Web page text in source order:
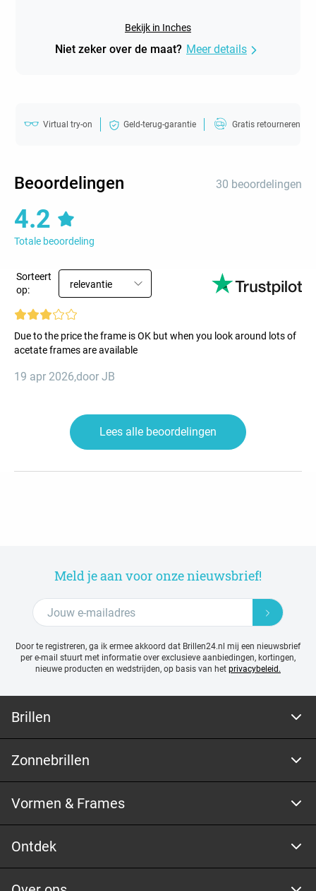
Bekijk in Inches
Niet zeker over de maat? Meer details
Virtual try-on Geld-terug-garantie Gratis retourneren
Beoordelingen 30 beoordelingen
4.2
Totale beoordeling
Sorteert
op:
relevantie
Due to the price the frame is OK but when you look around lots of
acetate frames are available
19 apr 2026,door JB
Lees alle beoordelingen
Meld je aan voor onze nieuwsbrief!
Door te registreren, ga ik ermee akkoord dat Brillen24.nl mij een nieuwsbrief
per e-mail stuurt met informatie over exclusieve aanbiedingen, kortingen,
nieuwe producten en wedstrijden, op basis van het privacybeleid.
Brillen
Zonnebrillen
Vormen & Frames
Ontdek